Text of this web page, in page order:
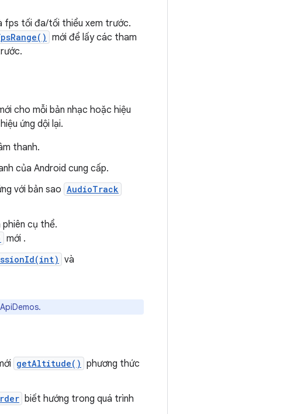
fps tối đa/tối thiểu xem trước.
mới để lấy các tham
cho mỗi bản nhạc hoặc hiệu
ứng dội lại.
thanh.
của Android cung cấp.
với bản sao AudioTrack
phiên cụ thể.
mới .
và
getAltitude() phương thức
biết hướng trong quá trình